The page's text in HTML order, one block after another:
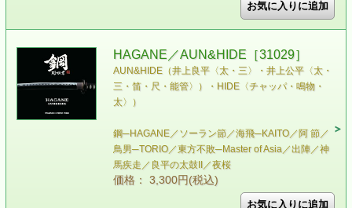
HAGANE／AUN&HIDE［31029］
AUN&HIDE（井上良平〈太・三〉・井上公平〈太・
三・笛・尺・能管〉）・HIDE〈チャッパ・鳴物・
太〉）
鋼─HAGANE／ソーラン節／海飛─KAITO／阿 節／
鳥男─TORIO／東方不敗─Master of Asia／出陣／神
馬疾走／良平の太鼓II／夜桜
価格： 3,300円(税込)